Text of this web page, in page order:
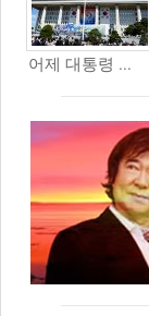
어제 대통령 ...